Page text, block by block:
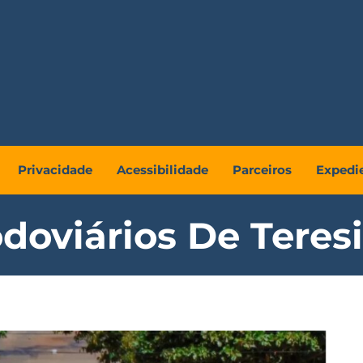
Privacidade Acessibilidade Parceiros
De